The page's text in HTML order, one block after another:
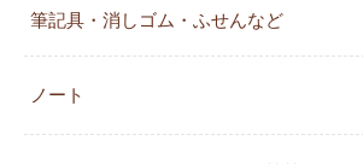
筆記具・消しゴム・ふせんなど
ノート